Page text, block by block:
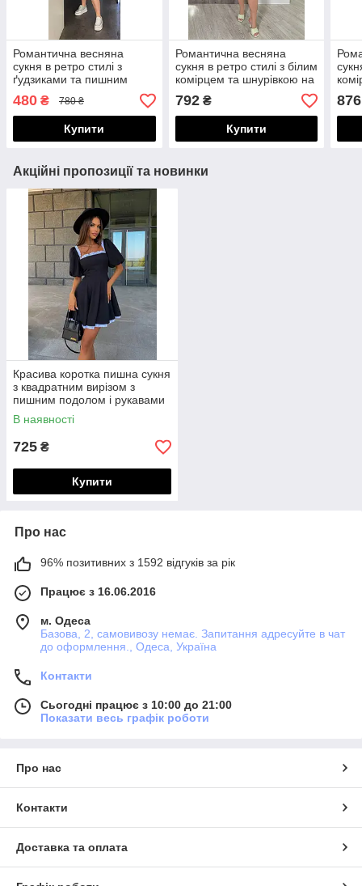
Романтична весняна
сукня в ретро стилі з
ґудзиками та пишним
подолом, батал великі
розміри
480 ₴ 780 ₴
Купити
Романтична весняна
сукня в ретро стилі з білим
комірцем та шнурівкою на
спинці
792₴
Купити
876
Акційні пропозиції та новинки
Красива коротка пишна сукня
з квадратним вирізом з
пишним подолом і рукавами
"ліхтариками"
В наявності
725 ₴
Купити
Про нас
96% позитивних з 1592 відгуків за рік
Працює з 16.06.2016
м. Одеса
Базова, 2, самовивозу немає. Запитання адресуйте в чат
до оформлення., Одеса, Україна
Контакти
Сьогодні працює з 10:00 до 21:00
Показати весь графік роботи
Про нас
Контакти
Доставка та оплата